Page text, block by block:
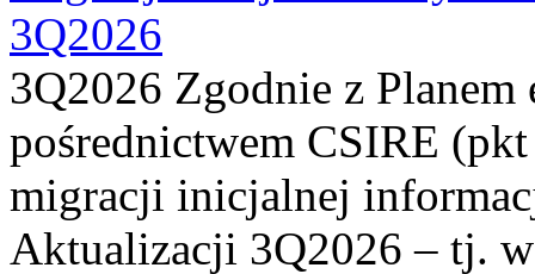
3Q2026
3Q2026 Zgodnie z
pośrednictwem CSIRE
migracji inicjalnej
Aktualizacji 3Q2026 – tj.